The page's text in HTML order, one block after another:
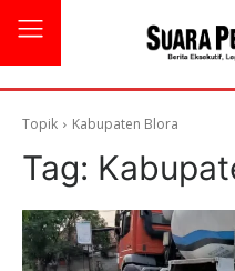
Topik Kabupaten Blora
Tag: